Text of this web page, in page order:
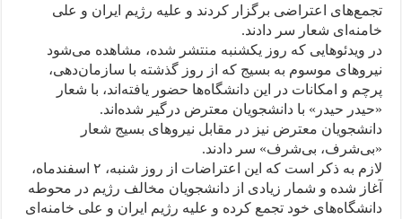
تجمع‌های اعتراضی برگزار کردند و علیه رژیم ایران و علی
خامنه‌ای شعار سر دادند.
در ویدئوهایی که روز یکشنبه منتشر شده، مشاهده می‌شود
نیروهای موسوم به بسیج که از روز گذشته با سازمان‌دهی،
پرچم و امکانات در این دانشگاه‌ها حضور یافته‌اند، با شعار
«حیدر حیدر» با دانشجویان معترض درگیر شده‌اند.
دانشجویان معترض نیز در مقابل نیروهای بسیج شعار
«بی‌شرف، بی‌شرف» سر دادند.
لازم به ذکر است که این اعتراضات از روز شنبه، ۲ اسفندماه،
آغاز شده و شمار زیادی از دانشجویان مخالف رژیم در محوطه
دانشگاه‌های خود تجمع کرده و علیه رژیم ایران و علی خامنه‌ای